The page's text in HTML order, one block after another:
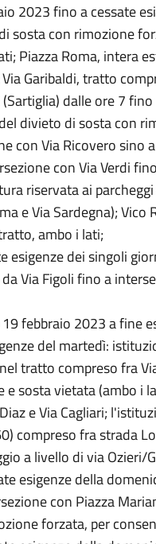
2023 fino a cessate
sosta con rimozione
Piazza Roma, intera
Garibaldi, tratto
dalle ore 7
divieto di sosta con
con Via Ricovero sino
con Via Verdi
riservata ai
e Via Sardegna);
ambo i lati;
esigenze dei singoli
Via Figoli fino a
febbraio 2023 a fine
del martedì:
tratto compreso fra
sosta vietata (ambo i
e Via Cagliari;
compreso fra strada
a livello di via Ozieri/
esigenze della
con Piazza
forzata, per